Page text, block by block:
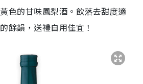
色的甘味鳳梨酒。飲落去甜度適
餘韻，送禮自用佳宜！